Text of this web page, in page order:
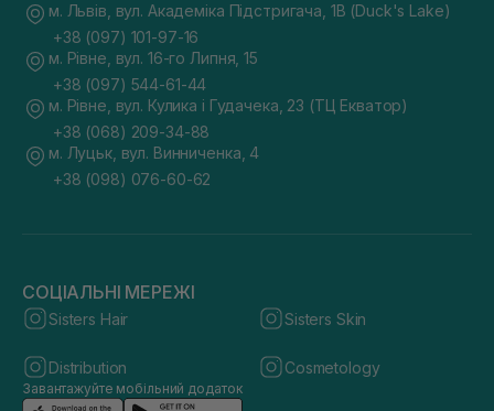
м. Львів, вул. Академіка Підстригача, 1В (Duck's Lake)
+38 (097) 101-97-16
м. Рівне, вул. 16-го Липня, 15
+38 (097) 544-61-44
м. Рівне, вул. Кулика і Гудачека, 23 (ТЦ Екватор)
+38 (068) 209-34-88
м. Луцьк, вул. Винниченка, 4
+38 (098) 076-60-62
СОЦІАЛЬНІ МЕРЕЖІ
Sisters Hair Sisters Skin
Distribution Cosmetology
Завантажуйте мобільний додаток